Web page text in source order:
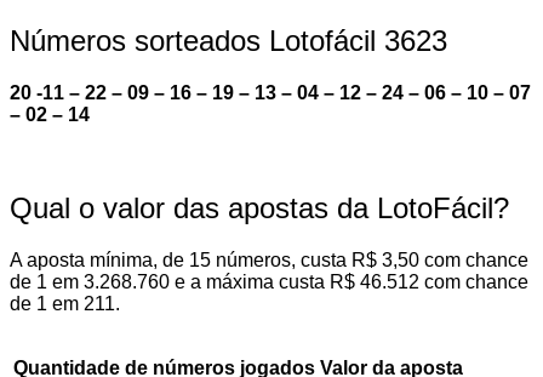
Números sorteados Lotofácil 3623
20 -11 – 22 – 09 – 16 – 19 – 13 – 04 – 12 – 24 – 06 – 10 – 07
– 02 – 14
Qual o valor das apostas da LotoFácil?
A aposta mínima, de 15 números, custa R$ 3,50 com chance
de 1 em 3.268.760 e a máxima custa R$ 46.512 com chance
de 1 em 211.
Quantidade de números jogados Valor da aposta